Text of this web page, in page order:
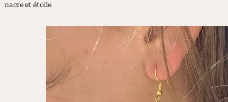
nacre et étoile